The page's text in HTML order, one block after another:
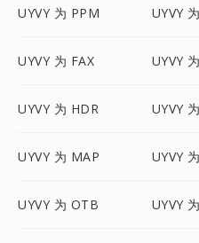
UYVY 为 PPM UYVY
UYVY 为 FAX UYVY
UYVY 为 HDR UYVY
UYVY 为 MAP UYVY
UYVY 为 OTB UYVY